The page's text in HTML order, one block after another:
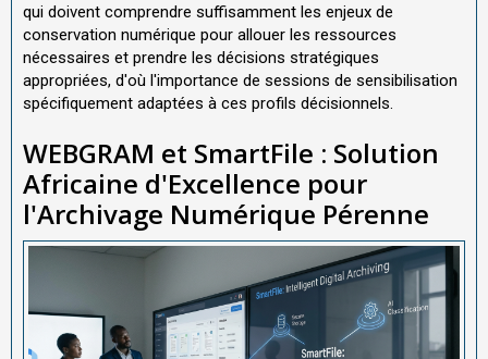
qui doivent comprendre suffisamment les enjeux de
conservation numérique pour allouer les ressources
nécessaires et prendre les décisions stratégiques
appropriées, d'où l'importance de sessions de sensibilisation
spécifiquement adaptées à ces profils décisionnels.
WEBGRAM et SmartFile : Solution
Africaine d'Excellence pour
l'Archivage Numérique Pérenne